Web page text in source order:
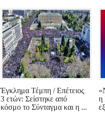
Έγκλημα Τέμπη / Επέτειος
3 ετών: Σείστηκε από
κόσμο το Σύνταγμα και η ...
η